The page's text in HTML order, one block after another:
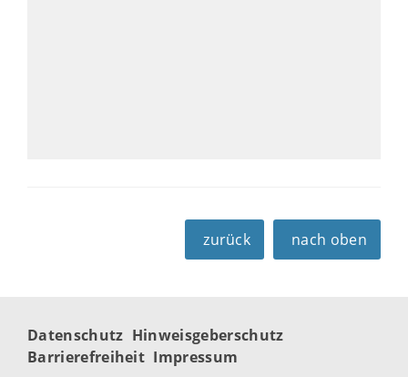
zurück nach oben
Datenschutz Hinweisgeberschutz
Barrierefreiheit Impressum